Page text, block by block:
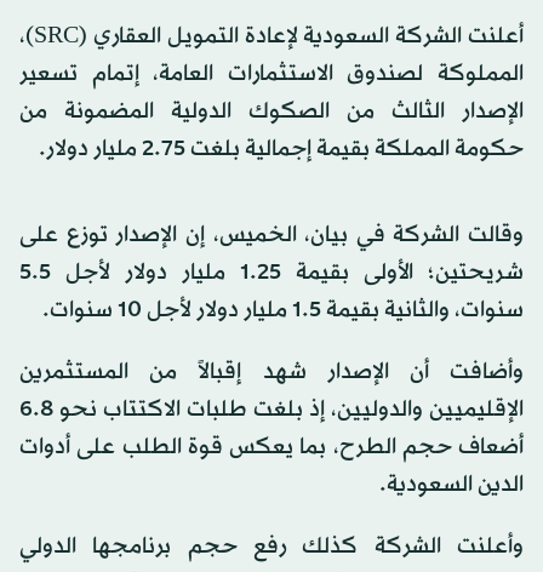
أعلنت الشركة السعودية لإعادة التمويل العقاري (SRC)،
المملوكة لصندوق الاستثمارات العامة، إتمام تسعير
الإصدار الثالث من الصكوك الدولية المضمونة من
حكومة المملكة بقيمة إجمالية بلغت 2.75 مليار دولار.
وقالت الشركة في بيان، الخميس، إن الإصدار توزع على
شريحتين؛ الأولى بقيمة 1.25 مليار دولار لأجل 5.5
سنوات، والثانية بقيمة 1.5 مليار دولار لأجل 10 سنوات.
وأضافت أن الإصدار شهد إقبالاً من المستثمرين
الإقليميين والدوليين، إذ بلغت طلبات الاكتتاب نحو 6.8
أضعاف حجم الطرح، بما يعكس قوة الطلب على أدوات
الدين السعودية.
وأعلنت الشركة كذلك رفع حجم برنامجها الدولي